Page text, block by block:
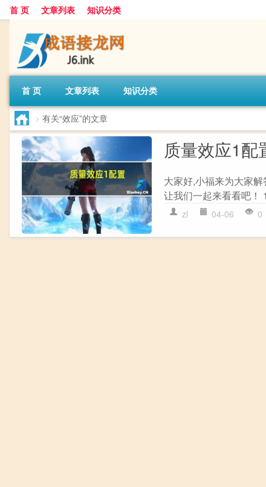
首 页 文章列表 知识分类
首 页 文章列表 知识分类
> 有关“效应”的文章
质量效应1配
大家好,小福来为大家
让我们一起来看看吧！
zl 04-06 0